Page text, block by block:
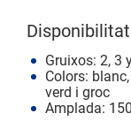
Gruixos: 2, 3
Colors:
verd i groc
Amplada: